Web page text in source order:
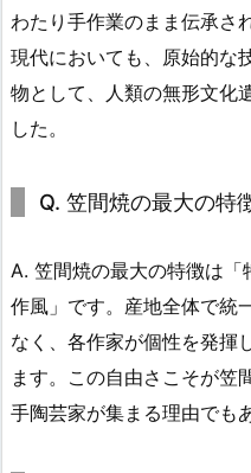
わたり手作業のまま伝承さ
現代においても、原始的な
物として、人類の無形文化
した。
Q. 笠間焼の最大の特
A. 笠間焼の最大の特徴は
作風」です。産地全体で統
なく、各作家が個性を発揮
ます。この自由さこそが笠
手陶芸家が集まる理由でも